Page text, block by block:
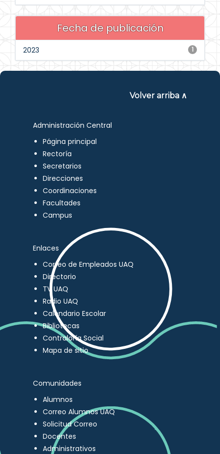
Fecha de publicación
1
2023
Volver arriba ∧
Administración Central
Página principal
Rectoría
Secretarios
Direcciones
Coordinaciones
Facultades
Campus
Enlaces
Correo de Empleados UAQ
Directorio
TV UAQ
Radio UAQ
Calendario Escolar
Bibliotecas
Contraloría Social
Mapa de sitio
Comunidades
Alumnos
Correo Alumnos UAQ
Solicitud Correo
Docentes
Administrativos